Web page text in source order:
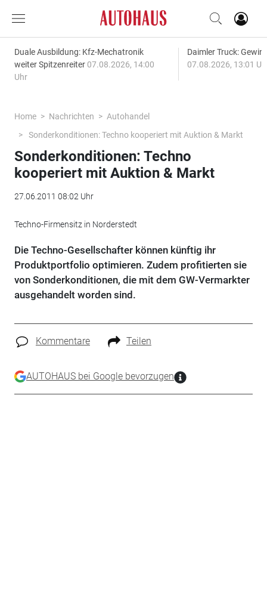
Duale Ausbildung: Kfz-Mechatronik
weiter Spitzenreiter 07.08.2026, 14:00
Uhr
Daimler Truck:
07.08.2026, 13:01
Home Nachrichten
Autohandel
Sonderkonditionen: Techno kooperiert mit Auktion & Markt
Sonderkonditionen: Techno
kooperiert mit Auktion & Markt
27.06.2011 08:02 Uhr
Techno-Firmensitz in Norderstedt
Die Techno-Gesellschafter können künftig ihr
Produktportfolio optimieren. Zudem profitierten sie
von Sonderkonditionen, die mit dem GW-Vermarkter
ausgehandelt worden sind.
Kommentare Teilen
AUTOHAUS bei Google bevorzugen